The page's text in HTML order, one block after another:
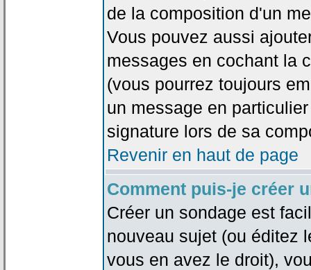
de la composition d'un
Vous pouvez aussi
messages en cochant la
(vous pourrez toujours
un message en
signature lors de sa
Revenir en haut de page
Comment puis-je créer
Créer un sondage est
nouveau sujet (ou éditez
vous en avez le droit),